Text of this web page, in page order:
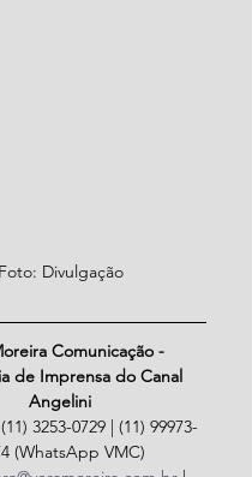
Foto: Divulgação
Comunicação -
de Imprensa do Canal
Angelini
3253-0729 | (11) 99973-
(WhatsApp VMC)